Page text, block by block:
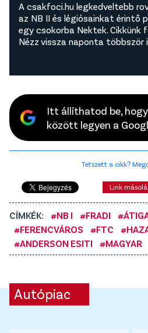
A csakfoci.hu legkedveltebb
az NB II és légiósainkat érintő
egy csokorba Nektek. Cikkünk
Nézz vissza naponta többször
Itt állíthatod be,
között legyen a
Tetszett a cikk?
Link
CÍMKÉK: #NB I #FRADI
#FERENCVÁROS
#FTC
#ANDERSON ESITI
#MAGYAR
Autópiac